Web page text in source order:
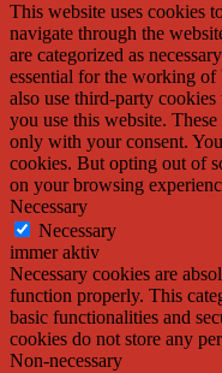
This website uses cookies
navigate through the
are categorized as
essential for the working
also use third-party
you use this website.
only with your consent.
cookies. But opting out of
on your browsing
Necessary
Necessary
immer aktiv
Necessary cookies are
function properly. This
basic functionalities and
cookies do not store any
Non-necessary